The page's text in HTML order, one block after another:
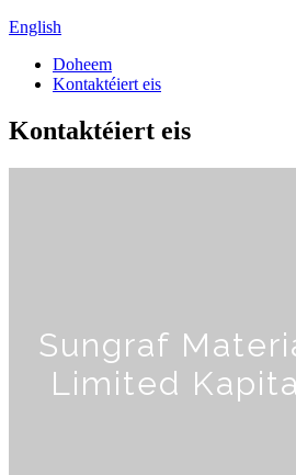
English
Doheem
Kontaktéiert eis
Kontaktéiert eis
Sungraf
Limited